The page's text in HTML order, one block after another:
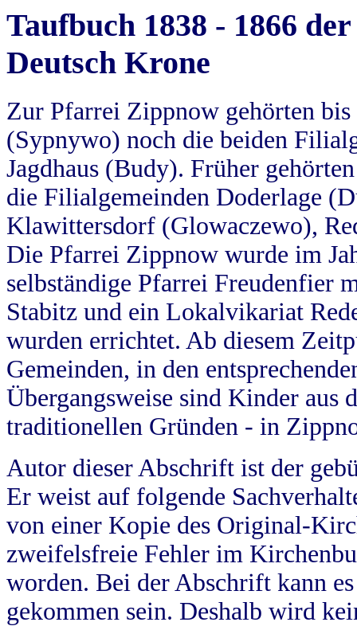
Taufbuch 1838 - 1866
Deutsch Krone
Zur Pfarrei Zippnow gehörten
(Sypnywo) noch die beiden
Jagdhaus (Budy). Früher
die Filialgemeinden Doderlage
Klawittersdorf (Glowaczewo),
Die Pfarrei Zippnow wurde im
selbständige Pfarrei Freudenfier
Stabitz und ein Lokalvikariat
wurden errichtet. Ab diesem
Gemeinden, in den
Übergangsweise sind Kinder aus
traditionellen Gründen - in
Autor dieser Abschrift ist der
Er weist auf folgende
von einer Kopie des Original-
zweifelsfreie Fehler im
worden. Bei der Abschrift kann
gekommen sein. Deshalb wird